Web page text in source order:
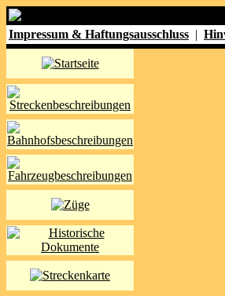
Impressum & Haftungsausschluss |